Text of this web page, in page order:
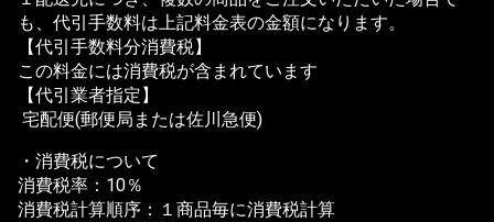
も、代引手数料は上記料金表の金額になります。
【代引手数料分消費税】
この料金には消費税が含まれています
【代引業者指定】
宅配便(郵便局または佐川急便)
・消費税について
消費税率：10％
消費税計算順序：１商品毎に消費税計算